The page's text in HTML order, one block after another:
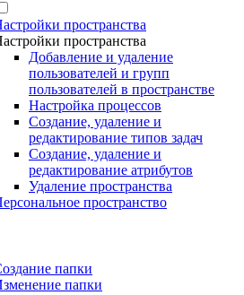
пространства
пространства
Добавление и удаление
пользователей и групп
пользователей в пространстве
Настройка процессов
Создание, удаление и
редактирование типов задач
Создание, удаление и
редактирование атрибутов
Удаление пространства
пространство
папки
папки